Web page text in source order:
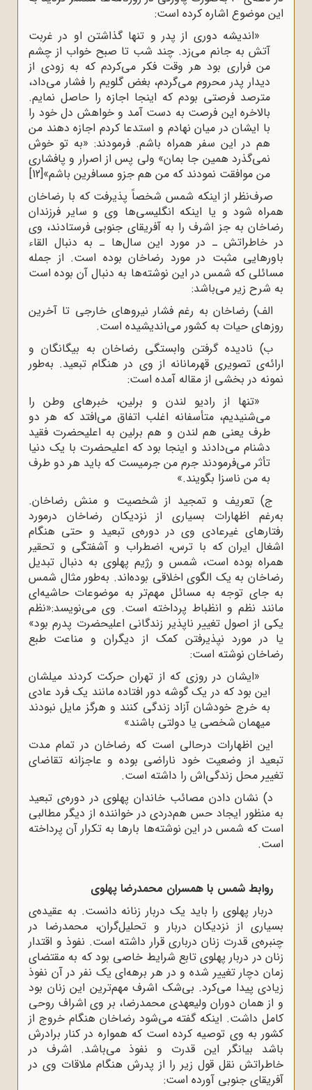
این موضوع اشاره کرده است:
«اندیشه دوری از پدر و تنها گذاشتن او در غربت
آتش به جانم می‌زد. چند شب تا صبح خواب از چشم
من فراری بود هر وقت فکر می‌کردم که به زودی از
دیدار پدر محروم می‌گردم، بغض گلویم را فشار می‌داد،
مترصد فرصتی بودم که اینجا اجازه را حاصل نمایم.
بالاخره این فرصت به دست آمد و خواهش دل خود را
با ایشان در میان نهادم و استدعا کردم اجازه دهند من
هم در این سفر همراه باشم. فرمودند: «به تو خوش
نمی‌گذرد همین جا بمان» ولی پس از اصرار و پافشاری
من موافقت نمودند که من هم جزو مسافرین باشم»[12]
صرف‌نظر از اینکه شمس شخصاً پذیرفت که با رضاخان
همراه شود و یا اینکه انگلیسی‌ها وی و سایر فرزندان
رضاخان به جز اشرف را به آفریقای جنوبی فرستادند، وی
در خاطراتش ـ در مورد این سال‌ها ـ به دنبال القاء
باورهایی مثبت در مورد رضاخان بوده است. از جمله
مسائلی که شمس در این نوشته‌ها به دنبال آن بوده است
به شرح زیر می‌باشد:
الف) رضاخان به رغم فشار نیروهای خارجی تا آخرین
روزهای حیات به کشور می‌اندیشیده‌ است.
ب) نادیده گرفتن وابستگی رضاخان به بیگانگان و
ارائه‌ی تصویری قهرمانانه از وی در هنگام تبعید. به‌طور
نمونه در بخشی از مقاله آمده است:
«تنها از رادیو لندن و برلین، خبرهای وطن را
می‌شنیدیم، متأسفانه اغلب اتفاق می‌افتد که هر دو
طرف یعنی هم لندن و هم برلین به اعلیحضرت فقید
دشنام می‌دادند و اینجا بود که اعلیحضرت با یک دنیا
تأثر می‌فرمودند جرم من جرمیست که باید هر دو طرف
به من ناسزا بگویند.»
ج) تعریف و تمجید از شخصیت و منش رضاخان.
به‌رغم اظهارات بسیاری از نزدیکان رضاخان درمورد
رفتارهای غیرعادی وی در دوره‌ی تبعید و حتی هنگام
اشغال ایران که با ترس، اضطراب و آشفتگی و تحقیر
همراه بوده است، شمس و رژیم پهلوی به دنبال تبدیل
رضاخان به یک الگوی اخلاقی بوده‌اند. به‌طور مثال شمس
به جای توجه به مسائل مهم‌تر به موضوعات حاشیه‌ای
مانند نظم و انظباط پرداخته است. وی می‌نویسد:«نظم
یکی از اصول تغییر ناپذیر زندگانی اعلیحضرت پدرم بود»
یا در مورد نپذیرفتن کمک از دیگران و مناعت طبع
رضاخان نوشته است:
«ایشان در روزی که از تهران حرکت کردند میلشان
این بود که در یک گوشه دور افتاده مانند یک فرد عادی
به خرج خودشان آزاد زندگی کنند و هرگز مایل نبودند
میهمان شخصی یا دولتی باشند»
این اظهارات درحالی است که رضاخان در تمام مدت
تبعید از وضعیت خود ناراضی بوده و عاجزانه تقاضای
تغییر محل زندگی‌اش را داشته است.
د) نشان دادن مصائب خاندان پهلوی در دوره‌ی تبعید
به منظور ایجاد حس هم‌دردی در خواننده از دیگر مطالبی
است که شمس در این نوشته‌ها بارها به تکرار آن پرداخته
است.
روابط شمس با همسران محمدرضا پهلوی
دربار پهلوی را باید یک دربار زنانه دانست. به عقیده‌ی
بسیاری از نزدیکان دربار و تحلیل‌گران، محمدرضا در
چنبره‌ی قدرت زنان درباری قرار داشته است. نفوذ و اقتدار
زنان در دربار پهلوی تابع شرایط خاصی بود که به مقتضای
زمان دچار تغییر شده و در هر برهه‌ای یک نفر در آن نفوذ
زیادی پیدا می‌کرد. بی‌شک اشرف مهم‌ترین این زنان بود
و از همان دوران ولیعهدی محمدرضا، بر وی اشراف روحی
کامل داشت. اینکه گفته می‌شود رضاخان هنگام خروج از
کشور به وی توصیه کرده است که همواره در کنار برادرش
باشد بیانگر این قدرت و نفوذ می‌باشد. اشرف در
خاطراتش نقل قول زیر را از پدرش هنگام ملاقات وی در
آفریقای جنوبی آورده است: